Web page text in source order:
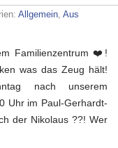
Allgemein, Aus
Familienzentrum ❤️!
was das Zeug hält!
nach unserem
Uhr im Paul-Gerhardt-
der Nikolaus ??! Wer